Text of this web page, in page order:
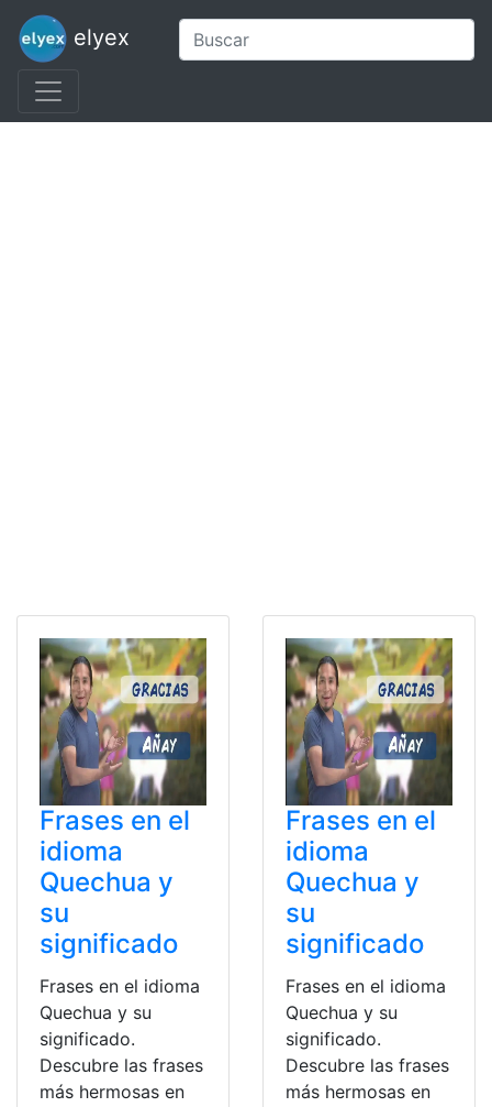
elyex
Frases en el
idioma
Quechua y
su
significado
Frases en el idioma
Quechua y su
significado.
Descubre las frases
más hermosas en
Frases en el
idioma
Quechua y
su
significado
Frases en el idioma
Quechua y su
significado.
Descubre las frases
más hermosas en